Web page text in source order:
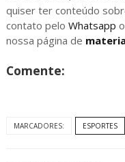
quiser ter conteúdo
contato pelo Whatsapp
nossa página de
Comente:
MARCADORES: ESPORTES